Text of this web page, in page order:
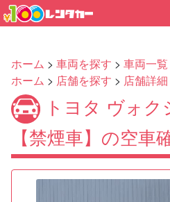
ホーム > 車両を探す > 車両一覧
ホーム > 店舗を探す > 店舗詳細
トヨタ ヴォク
【禁煙車】の空車